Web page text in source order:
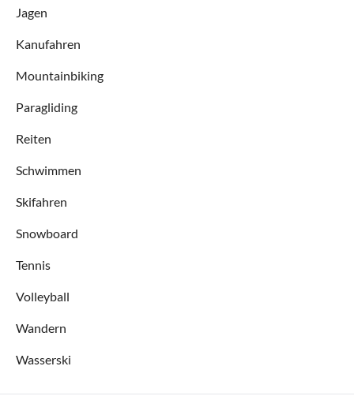
Jagen
Kanufahren
Mountainbiking
Paragliding
Reiten
Schwimmen
Skifahren
Snowboard
Tennis
Volleyball
Wandern
Wasserski